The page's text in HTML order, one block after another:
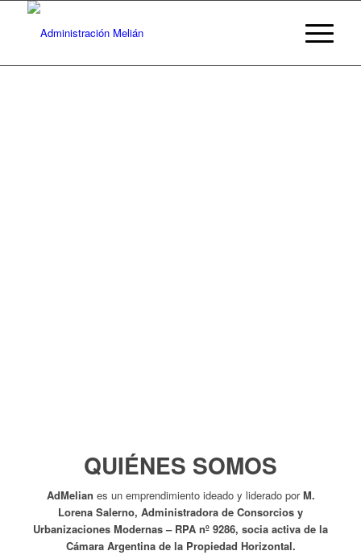
QUIÉNES SOMOS
AdMelian es un emprendimiento ideado y liderado porM.
Lorena Salerno, Administradora de Consorcios y
Urbanizaciones Modernas – RPA nº 9286, socia activa de la
Cámara Argentina de la Propiedad Horizontal.